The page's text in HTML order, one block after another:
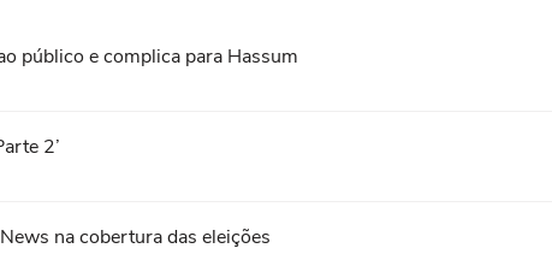
público e complica para Hassum
2’
na cobertura das eleições